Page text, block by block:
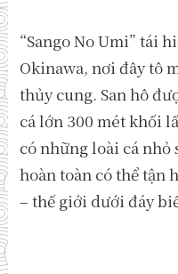
“Sango No Umi” tái
Okinawa, nơi đây tô
thủy cung. San hô
cá lớn 300 mét khối
có những loài cá nhỏ
hoàn toàn có thể tận
– thế giới dưới đáy